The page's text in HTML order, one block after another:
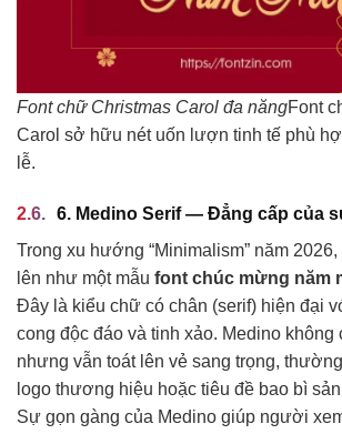
Font chữ Christmas Carol đa năngFont
Carol sở hữu nét uốn lượn tinh tế phù
lễ.
6. Medino Serif — Đẳng cấp của
Trong xu hướng “Minimalism” năm 2026,
lên như một mẫu font chúc mừng năm
Đây là kiểu chữ có chân (serif) hiện đại
cong độc đáo và tinh xảo. Medino không
nhưng vẫn toát lên vẻ sang trọng,
logo thương hiệu hoặc tiêu đề bao bì
Sự gọn gàng của Medino giúp người